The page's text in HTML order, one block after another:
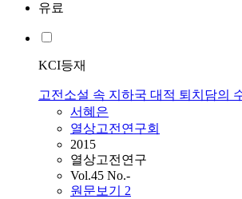
유료
KCI등재
고전소설 속 지하국 대적 퇴치담의
서혜은
열상고전연구회
2015
열상고전연구
Vol.45 No.-
원문보기 2